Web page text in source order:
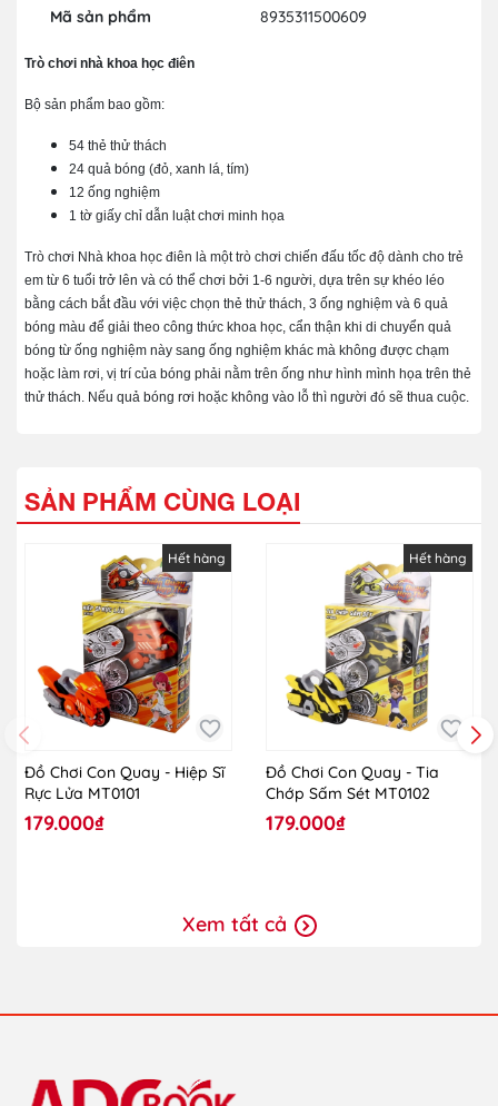
Mã sản phẩm 8935311500609
Trò chơi nhà khoa học điên
Bộ sản phẩm bao gồm:
54 thẻ thử thách
24 quả bóng (đỏ, xanh lá, tím)
12 ống nghiệm
1 tờ giấy chỉ dẫn luật chơi minh họa
Trò chơi Nhà khoa học điên là một trò chơi chiến đấu tốc độ dành cho trẻ
em từ 6 tuổi trở lên và có thể chơi bởi 1-6 người, dựa trên sự khéo léo
bằng cách bắt đầu với việc chọn thẻ thử thách, 3 ống nghiệm và 6 quả
bóng màu để giải theo công thức khoa học, cẩn thận khi di chuyển quả
bóng từ ống nghiệm này sang ống nghiệm khác mà không được chạm
hoặc làm rơi, vị trí của bóng phải nằm trên ống như hình mình họa trên thẻ
thử thách. Nếu quả bóng rơi hoặc không vào lỗ thì người đó sẽ thua cuộc.
SẢN PHẨM CÙNG LOẠI
Hết hàng
Đồ Chơi Con Quay - Hiệp Sĩ
Rực Lửa MT0101
179.000₫
Hết hàng
Đồ Chơi Con Quay - Tia
Chớp Sấm Sét MT0102
179.000₫
Xem tất cả